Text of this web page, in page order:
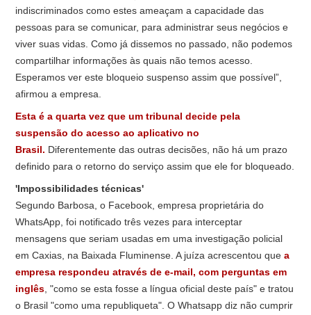
indiscriminados como estes ameaçam a capacidade das
pessoas para se comunicar, para administrar seus negócios e
viver suas vidas. Como já dissemos no passado, não podemos
compartilhar informações às quais não temos acesso.
Esperamos ver este bloqueio suspenso assim que possível”,
afirmou a empresa.
Esta é a quarta vez que um tribunal decide pela
suspensão do acesso ao aplicativo no
Brasil. Diferentemente das outras decisões, não há um prazo
definido para o retorno do serviço assim que ele for bloqueado.
'Impossibilidades técnicas'
Segundo Barbosa, o Facebook, empresa proprietária do
WhatsApp, foi notificado três vezes para interceptar
mensagens que seriam usadas em uma investigação policial
em Caxias, na Baixada Fluminense. A juíza acrescentou quea
empresa respondeu através de e-mail, com perguntas em
inglês , "como se esta fosse a língua oficial deste país" e tratou
o Brasil "como uma republiqueta". O Whatsapp diz não cumprir